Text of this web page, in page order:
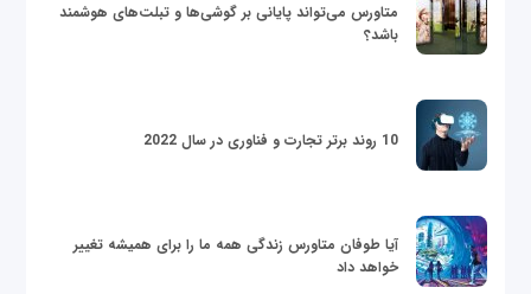
متاورس می‌تواند پایانی بر گوشی‌ها و تبلت‌های هوشمند
باشد؟
10 روند برتر تجارت و فناوری در سال 2022
آیا طوفان متاورس زندگی همه ما را برای همیشه تغییر
خواهد داد